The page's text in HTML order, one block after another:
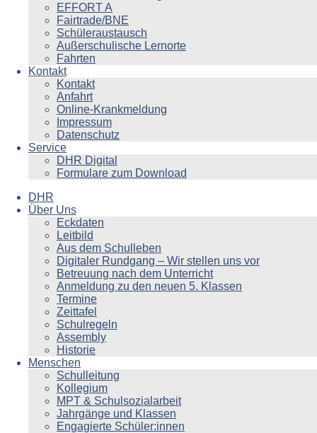
EFFORT A
Fairtrade/BNE
Schüleraustausch
Außerschulische Lernorte
Fahrten
Kontakt
Kontakt
Anfahrt
Online-Krankmeldung
Impressum
Datenschutz
Service
DHR Digital
Formulare zum Download
DHR
Über Uns
Eckdaten
Leitbild
Aus dem Schulleben
Digitaler Rundgang – Wir stellen uns vor
Betreuung nach dem Unterricht
Anmeldung zu den neuen 5. Klassen
Termine
Zeittafel
Schulregeln
Assembly
Historie
Menschen
Schulleitung
Kollegium
MPT & Schulsozialarbeit
Jahrgänge und Klassen
Engagierte Schüler:innen